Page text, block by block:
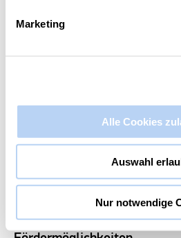
Marketing
Alle Cookies
Auswahl
Nur notwendige
Zirkuläre Wertschöpfung –
Innovationspotenziale,